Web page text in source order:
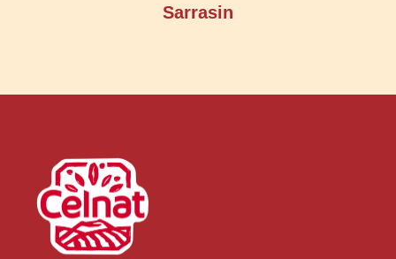
Sarrasin